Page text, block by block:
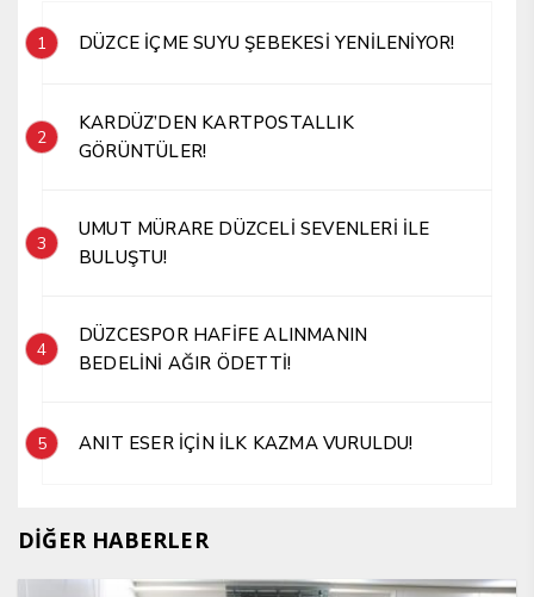
1 DÜZCE İÇME SUYU ŞEBEKESİ YENİLENİYOR!
2
KARDÜZ’DEN KARTPOSTALLIK
GÖRÜNTÜLER!
3
UMUT MÜRARE DÜZCELİ SEVENLERİ İLE
BULUŞTU!
4
DÜZCESPOR HAFİFE ALINMANIN
BEDELİNİ AĞIR ÖDETTİ!
5 ANIT ESER İÇİN İLK KAZMA VURULDU!
DİĞER HABERLER